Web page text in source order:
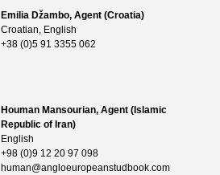
Emilia Džambo, Agent (Croatia)
Croatian, English
+38 (0)5 91 3355 062
Houman Mansourian, Agent (Islamic
Republic of Iran)
English
+98 (0)9 12 20 97 098
human@angloeuropeanstudbook.com